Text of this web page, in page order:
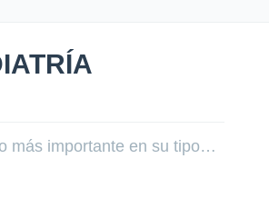
más importante en su tipo…